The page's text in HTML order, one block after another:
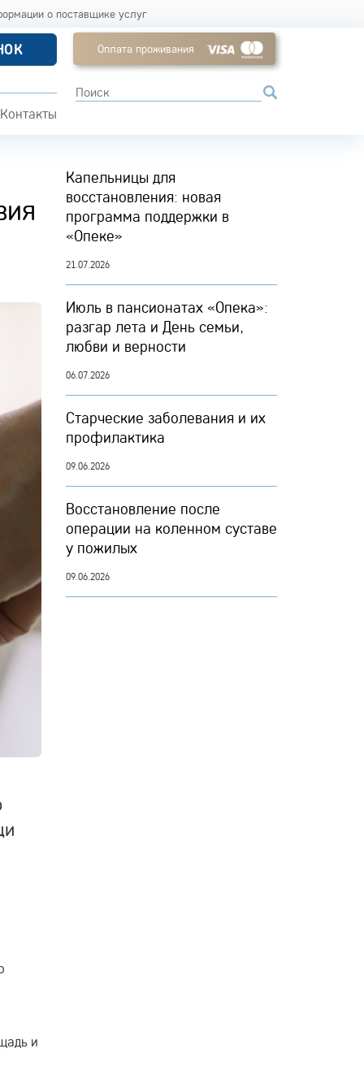
о поставщике услуг
Контакты
Оплата проживания
и
Капельницы для
восстановления: новая
программа поддержки в
«Опеке»
21.07.2026
Июль в пансионатах «Опека»:
разгар лета и День семьи,
любви и верности
06.07.2026
Старческие заболевания и их
профилактика
09.06.2026
Восстановление после
операции на коленном суставе
у пожилых
09.06.2026